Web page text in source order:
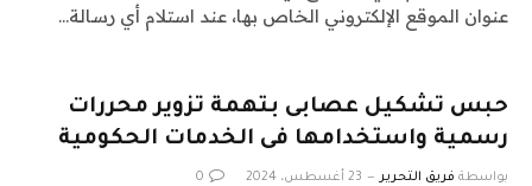
عنوان الموقع الإلكتروني الخاص بها، عند استلام أي رسالة…
حبس تشكيل عصابى بتهمة تزوير محررات
رسمية واستخدامها فى الخدمات الحكومية
بواسطة فريق التحرير 23 أغسطس، 2024 0